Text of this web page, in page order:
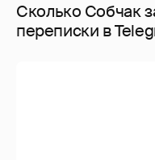
Сколько Собчак
перeписки в